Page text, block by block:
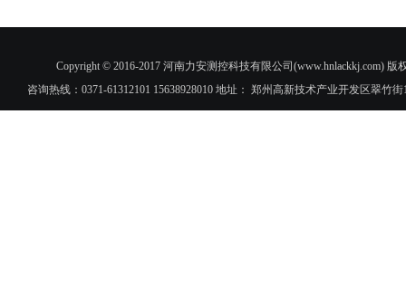
Copyright © 2016-2017 河南力安测控科技有限公司(www.hnlackkj.com)
咨询热线：0371-61312101 15638928010 地址： 郑州高新技术产业开发区翠竹